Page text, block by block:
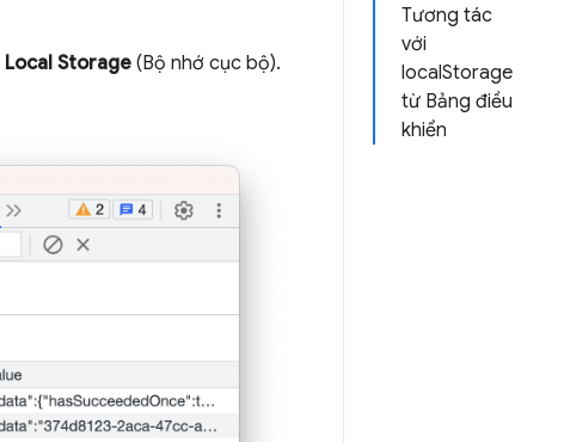
Tương tác
với
localStorage
từ Bảng điều
khiển
Local Storage (Bộ nhớ cục bộ).